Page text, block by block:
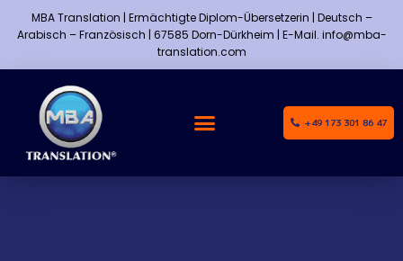
MBA Translation | Ermächtigte Diplom-Übersetzerin | Deutsch –
Arabisch – Französisch | 67585 Dorn-Dürkheim | E-Mail. info@mba-
translation.com
+49 173 301 86 47